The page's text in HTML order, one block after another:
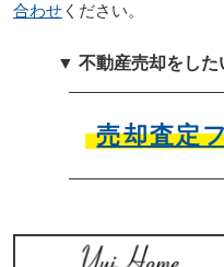
合わせください。
▼ 不動産売却をし
売却査定